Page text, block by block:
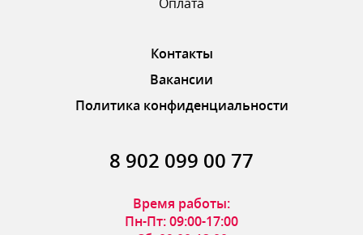
Контакты
Вакансии
Политика конфиденциальности
8 902 099 00 77
Время работы:
Пн-Пт: 09:00-17:00